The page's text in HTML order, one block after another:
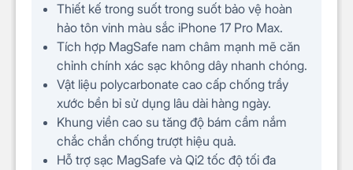
Thiết kế trong suốt trong suốt bảo vệ hoàn
hảo tôn vinh màu sắc iPhone 17 Pro Max.
Tích hợp MagSafe nam châm mạnh mẽ căn
chỉnh chính xác sạc không dây nhanh chóng.
Vật liệu polycarbonate cao cấp chống trầy
xước bền bỉ sử dụng lâu dài hàng ngày.
Khung viền cao su tăng độ bám cầm nắm
chắc chắn chống trượt hiệu quả.
Hỗ trợ sạc MagSafe và Qi2 tốc độ tối đa